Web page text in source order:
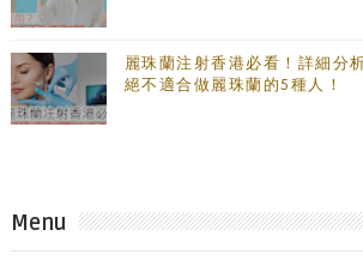
麗珠蘭注射香港必看！詳細分
絕不適合做麗珠蘭的5種人！
Menu